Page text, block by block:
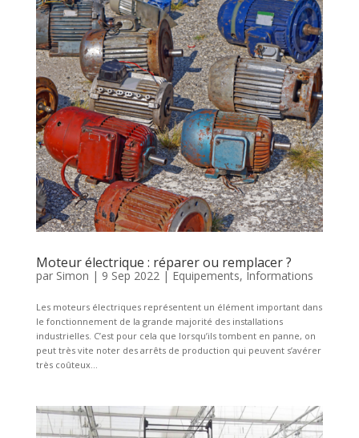
Moteur électrique : réparer ou remplacer ?
par Simon | 9 Sep 2022| Equipements, Informations
Les moteurs électriques représentent un élément important dans
le fonctionnement de la grande majorité des installations
industrielles. C’est pour cela que lorsqu’ils tombent en panne, on
peut très vite noter des arrêts de production qui peuvent s’avérer
très coûteux...